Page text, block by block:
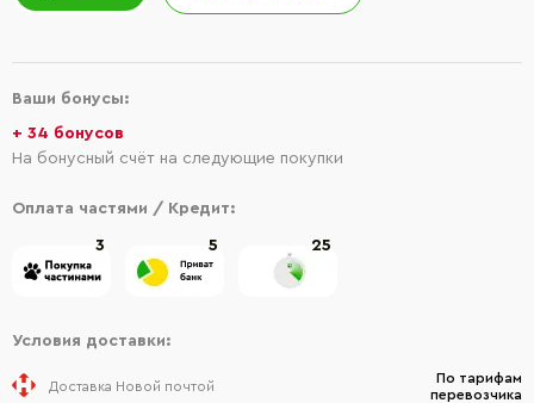
Ваши бонусы:
+ 34 бонусов
На бонусный счёт на следующие покупки
Оплата частями / Кредит:
3 5 25
Условия доставки:
Доставка Новой почтой
По тарифам
перевозчика